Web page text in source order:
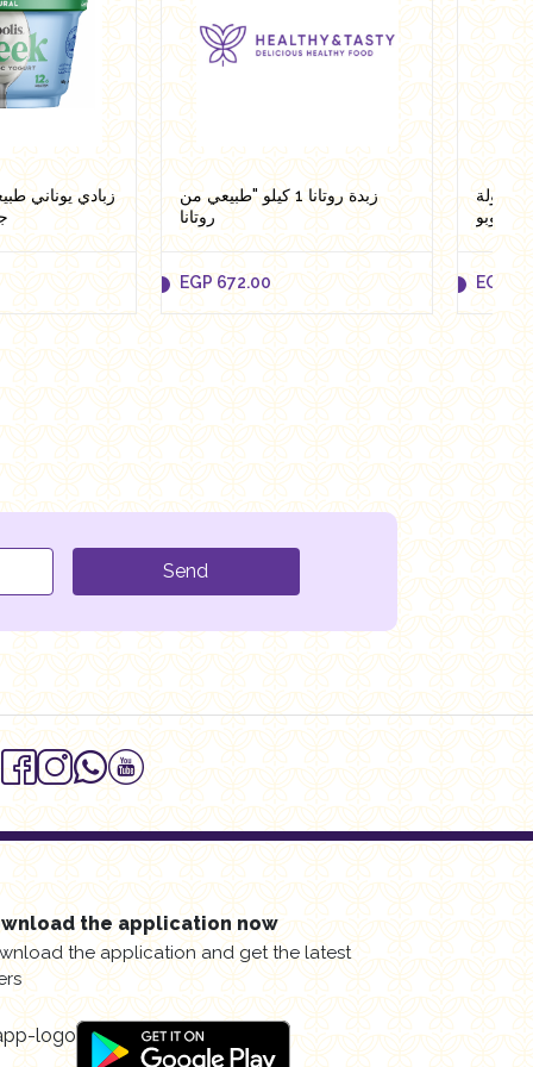
to cart
زبدة روتانا 1 كيلو "طبيعي من
روتانا
EGP 672.00
EGP 672.00
Add to cart
EGP
EGP
Send
the application now
the application and get the latest